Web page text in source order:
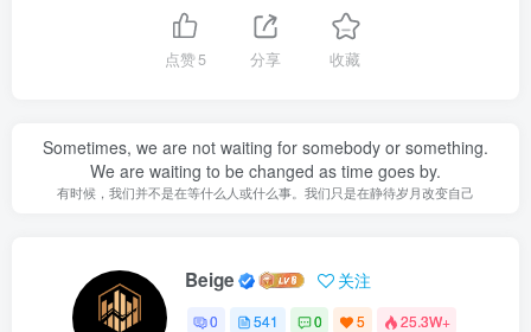
点赞5 分享 收藏
Sometimes, we are not waiting for somebody or something.
We are waiting to be changed as time goes by.
有时候，我们并不是在等什么人或什么事。我们只是在静待岁月改变自己
Beige 关注
0 541 0 5 25.3W+